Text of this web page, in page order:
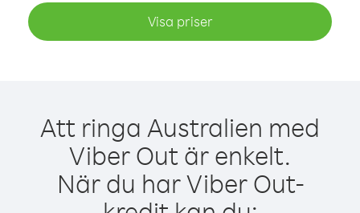
Visa priser
Att ringa Australien med
Viber Out är enkelt.
När du har Viber Out-